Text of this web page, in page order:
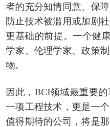
者的充分知情同意、保
防止技术被滥用或加剧
更基础的前提。一个健
学家、伦理学家、政策
物。
因此，BCI领域最重要
一项工程技术，更是一
值得期待的公司，将是